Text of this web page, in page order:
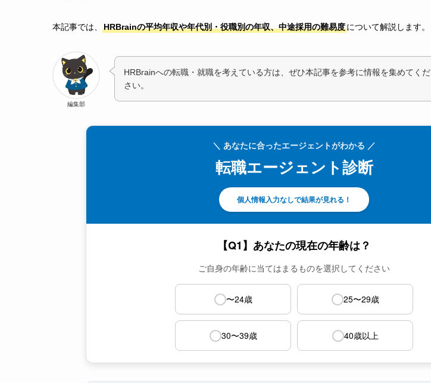
本記事では、 HRBrainの平均年収や年代別・役職別の年収、中途採用の難易度について解説します。
編集部
HRBrainへの転職・就職を考えている方は、ぜひ本記事を参考に情報を集めてくだ
さい。
＼ あなたに合ったエージェントがわかる ／
転職エージェント診断
個人情報入力なしで結果が見れる！
【Q1】あなたの現在の年齢は？
ご自身の年齢に当てはまるものを選択してください
〜24歳 25〜29歳
30〜39歳 40歳以上